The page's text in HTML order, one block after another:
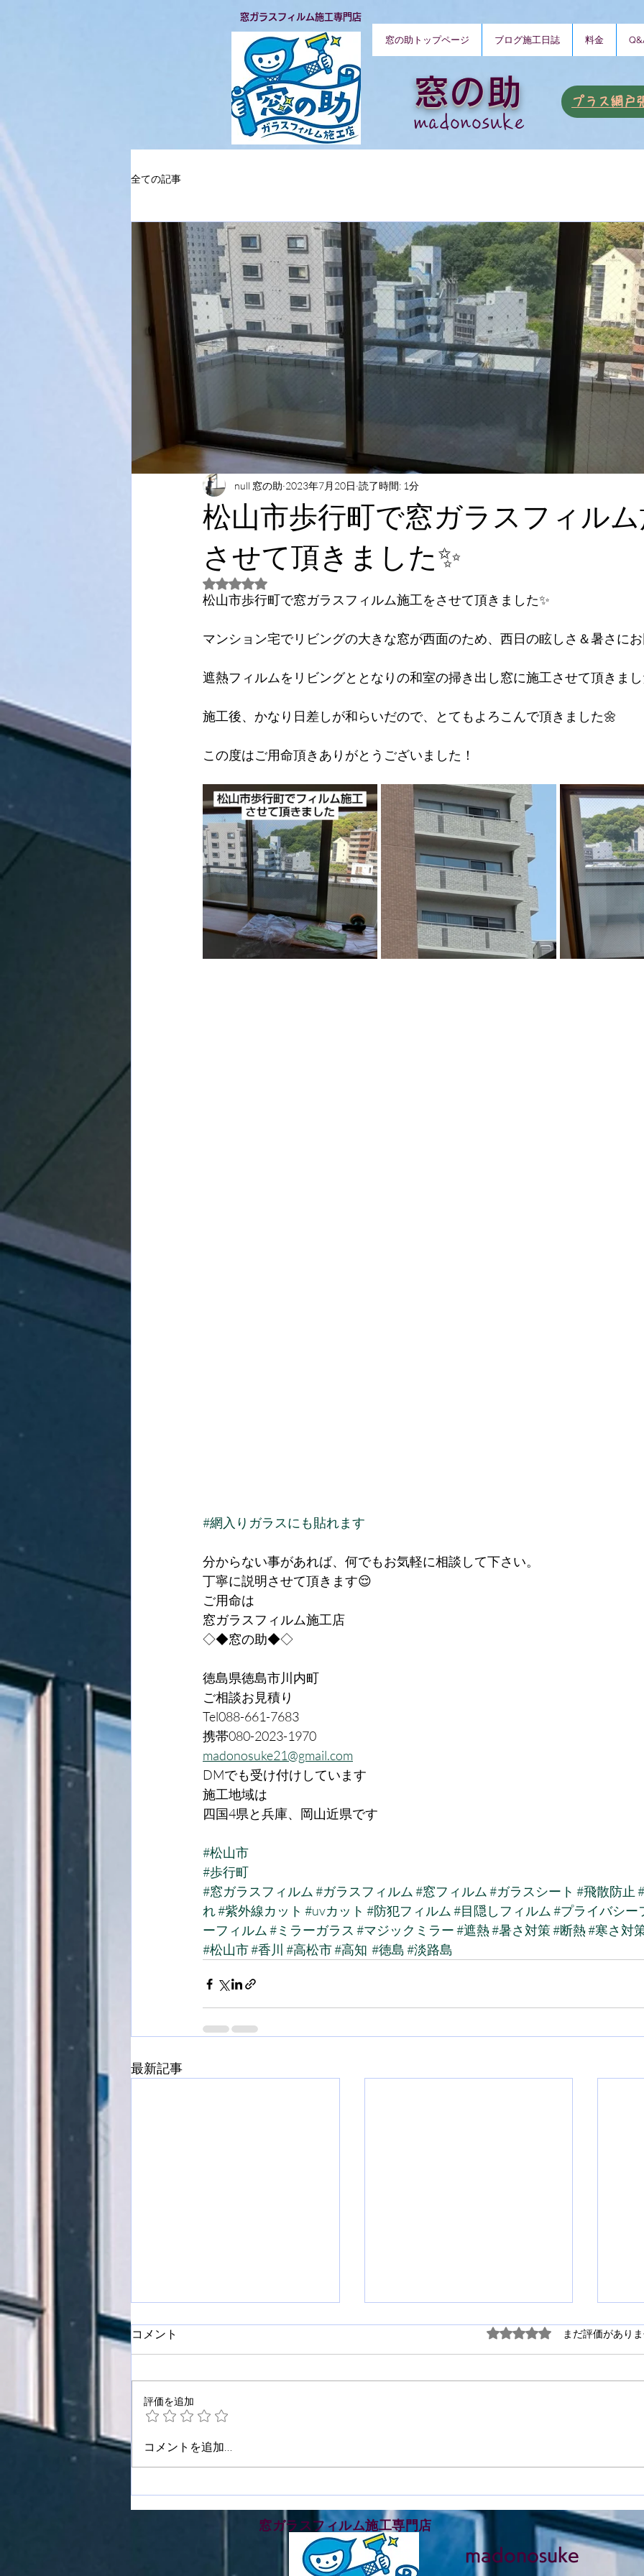
​窓ガラスフィルム施工専門店
窓の助トップページ ブログ施工日誌 料金
窓の助
​madonosuke
プラス網戸
全ての記事
松山市歩行町で窓ガラスフィル
させて頂きました✨
null 窓の助 2023年7月20日 読了時間: 1分
5つ星のうちNaNと評価されています。
松山市歩行町で窓ガラスフィルム施工をさせて頂きました✨
マンション宅でリビングの大きな窓が西面のため、西日の眩しさ＆暑さに
遮熱フィルムをリビングととなりの和室の掃き出し窓に施工させて頂きま
施工後、かなり日差しが和らいだので、とてもよろこんで頂きました🌼
この度はご用命頂きありがとうございました！
#網入りガラスにも貼れます
分からない事があれば、何でもお気軽に相談して下さい。
丁寧に説明させて頂きます😌
ご用命は
窓ガラスフィルム施工店
◇◆窓の助◆◇
徳島県徳島市川内町
ご相談お見積り
Tel088-661-7683
携帯080-2023-1970
madonosuke21@gmail.com
DMでも受け付けしています
施工地域は
四国4県と兵庫、岡山近県です
#松山市
#歩行町
#窓ガラスフィルム #ガラスフィルム #窓フィルム #ガラスシート #飛散防止
れ#紫外線カット #uvカット #防犯フィルム #目隠しフィルム #プライバシー
ーフィルム #ミラーガラス #マジックミラー#遮熱#暑さ対策#断熱#寒さ対
#松山市#香川 #高松市#高知 #徳島 #淡路島
最新記事
板野郡藍住町で窓ガラスフィ
コメント 5つ星のうち0と評価され
まだ評価があり
評価を追加
コメントを追加…
​窓ガラスフィルム施工専門店
madonosuke